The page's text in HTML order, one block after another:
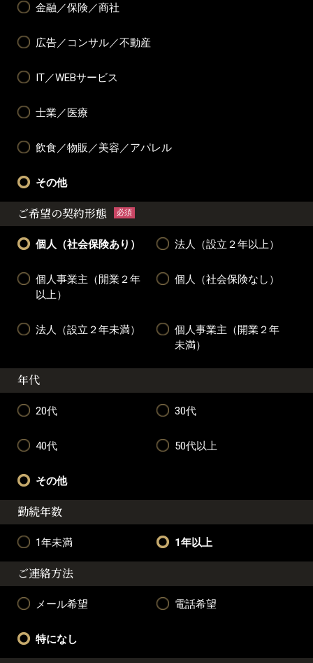
金融／保険／商社
広告／コンサル／不動産
IT／WEBサービス
士業／医療
飲食／物販／美容／アパレル
その他
ご希望の契約形態 必須
個人（社会保険あり） 法人（設立２年以上）
個人事業主（開業２年
以上）
個人（社会保険なし）
法人（設立２年未満）
個人事業主（開業２年
未満）
年代
20代 30代
40代 50代以上
その他
勤続年数
1年未満 1年以上
ご連絡方法
メール希望 電話希望
特になし